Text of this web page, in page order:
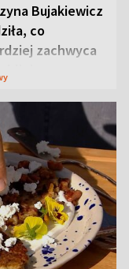
Bujakiewicz
co
zachwyca